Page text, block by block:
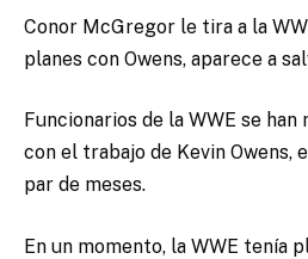
Conor McGregor le tira a la
planes con Owens, aparece a
Funcionarios de la WWE se
con el trabajo de Kevin Owens,
par de meses.
En un momento, la WWE tenía